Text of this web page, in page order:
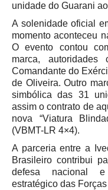
unidade do Guarani
A solenidade oficial
momento aconteceu
O evento contou
marca,
Comandante do
de Oliveira. Outro
simbólica das 31
assim o contrato de
nova “Viatura
(VBMT-LR 4×4).
A parceria entre a
Brasileiro contribui
defesa nacional e
estratégico das